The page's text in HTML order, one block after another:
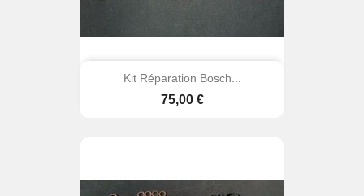
Kit Réparation Bosch...
Prix
75,00 €